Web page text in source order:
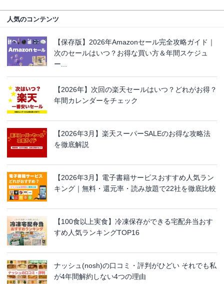
人気のコンテンツ
【保存版】2026年Amazonセール完全攻略ガイド｜
次のセールはいつ？お得な買い方＆年間スケジュ
ー...
【2026年】次回の楽天セールはいつ？どれがお得？
年間カレンダーをチェック
【2026年3月】楽天スーパーSALEのお得な攻略法
を徹底解説
【2026年3月】電子書籍サービスおすすめ人気ラン
キング｜無料・還元率・読み放題で22社を徹底比較
【100食以上実食】冷凍保存ができる宅配弁当おす
すめ人気ランキングTOP16
ナッシュ(nosh)の口コミ・評判がひどい それでも私
が4年間解約しない4つの理由